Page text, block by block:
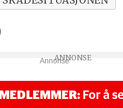
Annonse
For å